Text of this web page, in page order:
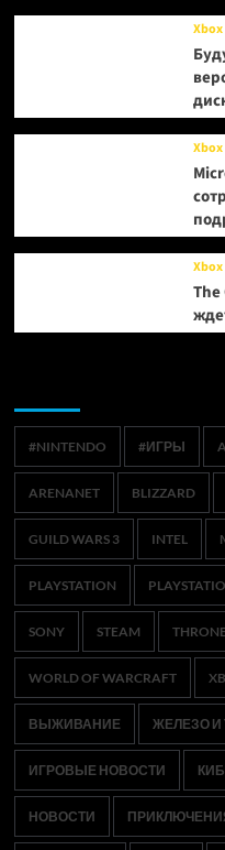
Xbox
Xbox
Xbox
The
#NINTENDO #ИГРЫ
ARENANET BLIZZARD
GUILD WARS 3 INTEL
PLAYSTATION
SONY STEAM
WORLD OF WARCRAFT
ВЫЖИВАНИЕ ЖЕЛЕЗО И
ИГРОВЫЕ НОВОСТИ
НОВОСТИ